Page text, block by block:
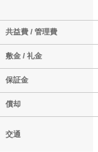
共益費 / 管理費
敷金 / 礼金
保証金
償却
交通